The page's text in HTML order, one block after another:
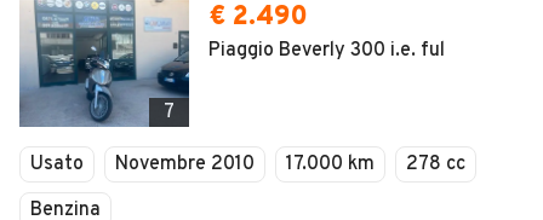
7
€ 2.490
Piaggio Beverly 300 i.e. ful
Usato Novembre 2010 17.000 km
278 cc
Benzina